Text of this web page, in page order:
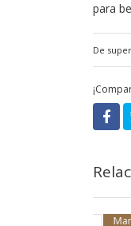
para
De